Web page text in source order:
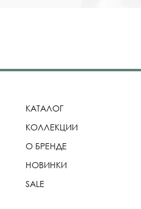
КАТАЛОГ
КОЛЛЕКЦИИ
О БРЕНДЕ
НОВИНКИ
SALE